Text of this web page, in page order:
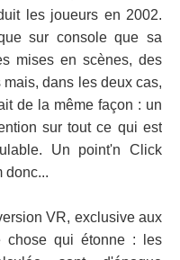
les joueurs en 2002.
sur console que sa
mises en scènes, des
dans les deux cas,
de la même façon : un
sur tout ce qui est
Un point'n Click
donc...
VR, exclusive aux
chose qui étonne : les